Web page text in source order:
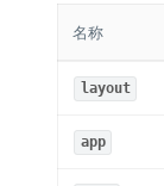
名称
layout
app